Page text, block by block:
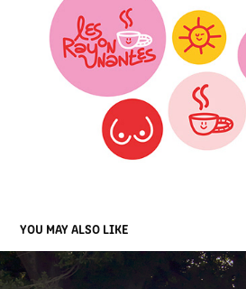
YOU MAY ALSO LIKE